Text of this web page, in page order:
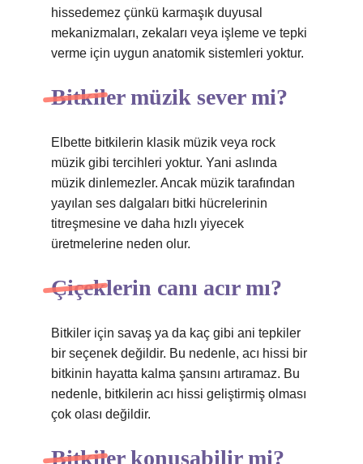
hissedemez çünkü karmaşık duyusal
mekanizmaları, zekaları veya işleme ve tepki
verme için uygun anatomik sistemleri yoktur.
Bitkiler müzik sever mi?
Elbette bitkilerin klasik müzik veya rock
müzik gibi tercihleri ​​yoktur. Yani aslında
müzik dinlemezler. Ancak müzik tarafından
yayılan ses dalgaları bitki hücrelerinin
titreşmesine ve daha hızlı yiyecek
üretmelerine neden olur.
Çiçeklerin canı acır mı?
Bitkiler için savaş ya da kaç gibi ani tepkiler
bir seçenek değildir. Bu nedenle, acı hissi bir
bitkinin hayatta kalma şansını artıramaz. Bu
nedenle, bitkilerin acı hissi geliştirmiş olması
çok olası değildir.
Bitkiler konuşabilir mi?